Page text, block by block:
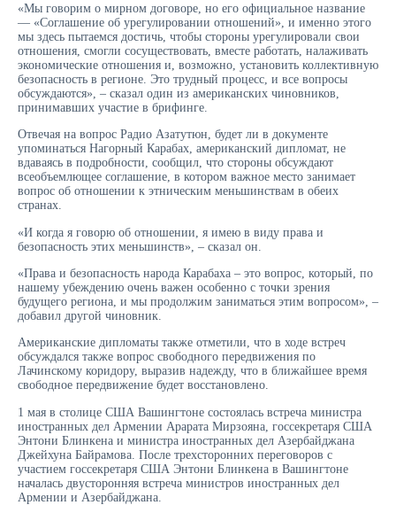
«Мы говорим о мирном договоре, но его официальное название
— «Соглашение об урегулировании отношений», и именно этого
мы здесь пытаемся достичь, чтобы стороны урегулировали свои
отношения, смогли сосуществовать, вместе работать, налаживать
экономические отношения и, возможно, установить коллективную
безопасность в регионе. Это трудный процесс, и все вопросы
обсуждаются», – сказал один из американских чиновников,
принимавших участие в брифинге.
Отвечая на вопрос Радио Азатутюн, будет ли в документе
упоминаться Нагорный Карабах, американский дипломат, не
вдаваясь в подробности, сообщил, что стороны обсуждают
всеобъемлющее соглашение, в котором важное место занимает
вопрос об отношении к этническим меньшинствам в обеих
странах.
«И когда я говорю об отношении, я имею в виду права и
безопасность этих меньшинств», – сказал он.
«Права и безопасность народа Карабаха – это вопрос, который, по
нашему убеждению очень важен особенно с точки зрения
будущего региона, и мы продолжим заниматься этим вопросом», –
добавил другой чиновник.
Американские дипломаты также отметили, что в ходе встреч
обсуждался также вопрос свободного передвижения по
Лачинскому коридору, выразив надежду, что в ближайшее время
свободное передвижение будет восстановлено.
1 мая в столице США Вашингтоне состоялась встреча министра
иностранных дел Армении Арарата Мирзояна, госсекретаря США
Энтони Блинкена и министра иностранных дел Азербайджана
Джейхуна Байрамова. После трехсторонних переговоров с
участием госсекретаря США Энтони Блинкена в Вашингтоне
началась двусторонняя встреча министров иностранных дел
Армении и Азербайджана.